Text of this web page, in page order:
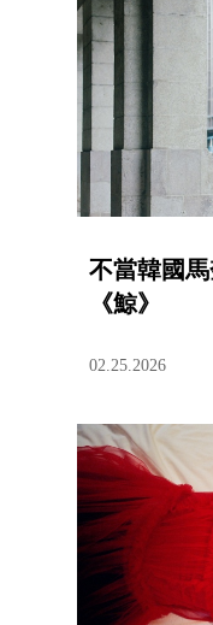
不當韓國
《鯨》
02.25.2026